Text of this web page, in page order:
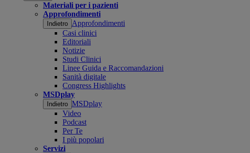
Materiali per i pazienti
Approfondimenti
Indietro Approfondimenti
Casi clinici
Editoriali
Notizie
Studi Clinici
Linee Guida e Raccomandazioni
Sanità digitale
Congress Highlights
MSDplay
Indietro MSDplay
Video
Podcast
Per Te
I più popolari
Servizi